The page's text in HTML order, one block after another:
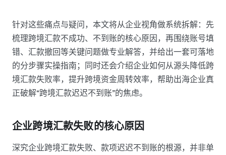
针对这些痛点与疑问，本文将从企业视角做系统拆解：先
梳理跨境汇款不成功、不到账的核心原因，再围绕账号填
错、汇款撤回等关键问题做专业解答，并给出一套可落地
的分步骤实操指南；同时还会介绍企业如何从源头降低跨
境汇款失败率，提升跨境资金周转效率，帮助出海企业真
正破解“跨境汇款迟迟不到账”的焦虑。
企业跨境汇款失败的核心原因
深究企业跨境汇款失败、款项迟迟不到账的根源，并非单